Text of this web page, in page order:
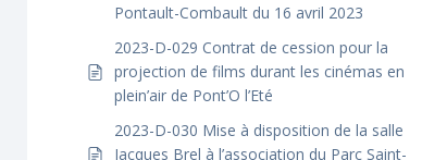
Pontault-Combault du 16 avril 2023
2023-D-029 Contrat de cession pour la
projection de films durant les cinémas en
plein’air de Pont’O l’Eté
2023-D-030 Mise à disposition de la salle
Jacques Brel à l’association du Parc Saint-